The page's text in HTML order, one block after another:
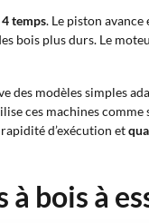
temps. Le piston
bois plus durs. Le
des modèles simples
ces machines
d’exécution et
bois à